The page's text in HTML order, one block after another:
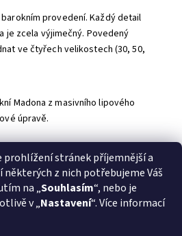
provedení. Každý detail
je zcela výjimečný. Povedený
ve čtyřech velikostech (30, 50,
Madona z masivního lipového
úpravě.
příspěvek k této položce.
prohlížení stránek příjemnější a
některých z nich potřebujeme Váš
na „Souhlasím“, nebo je
v „Nastavení“. Více informací